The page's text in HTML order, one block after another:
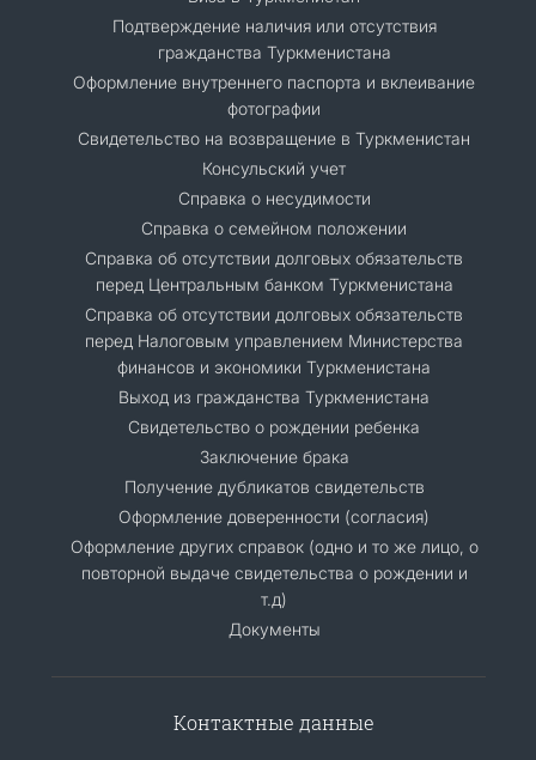
Подтверждение наличия или отсутствия
гражданства Туркменистана
Оформление внутреннего паспорта и вклеивание
фотографии
Свидетельство на возвращение в Туркменистан
Консульский учет
Справка о несудимости
Справка о семейном положении
Cправка об отсутствии долговых обязательств
перед Центральным банком Туркменистана
Справка об отсутствии долговых обязательств
перед Налоговым управлением Министерства
финансов и экономики Туркменистана
Выход из гражданства Туркменистана
Свидетельство о рождении ребенка
Заключение брака
Получение дубликатов свидетельств
Оформление доверенности (согласия)
Оформление других справок (одно и то же лицо, о
повторной выдаче свидетельства о рождении и
т.д)
Документы
Контактные данные